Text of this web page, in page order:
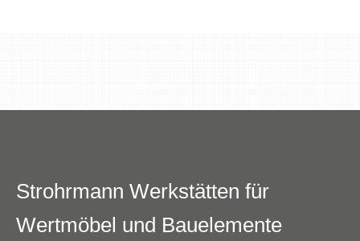
Strohrmann Werkstätten für
Wertmöbel und Bauelemente